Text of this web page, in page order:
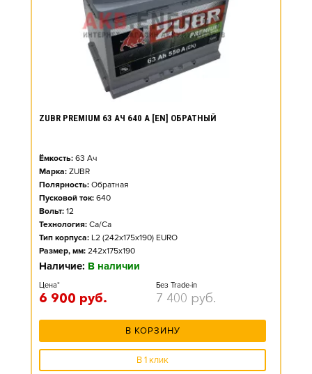
ZUBR PREMIUM 63 АЧ 640 А [EN] ОБРАТНЫЙ
Ёмкость: 63 Ач
Марка: ZUBR
Полярность: Обратная
Пусковой ток: 640
Вольт: 12
Технология: Ca/Ca
Тип корпуса: L2 (242x175x190) EURO
Размер, мм: 242x175x190
Наличие: В наличии
Цена*
6 900 руб.
Без Trade-in
7 400 руб.
В КОРЗИНУ
В 1 клик